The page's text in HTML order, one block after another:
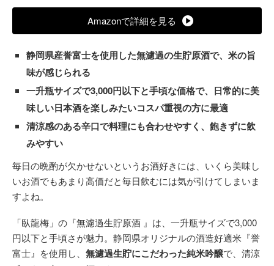
Amazonで詳細を見る
静岡県産誉富士を使用した無濾過の生貯原酒で、米の旨
味が感じられる
一升瓶サイズで3,000円以下と手頃な価格で、日常的に美
味しい日本酒を楽しみたいコスパ重視の方に最適
清涼感のある辛口で料理にも合わせやすく、飽きずに飲
みやすい
毎日の晩酌が欠かせないというお酒好きには、いくら美味し
いお酒でもあまり高価だと毎日飲むには気が引けてしまいま
すよね。
「臥龍梅」の『無濾過生貯原酒 』は、一升瓶サイズで3,000
円以下と手頃さが魅力。静岡県オリジナルの酒造好適米『誉
富士』を使用し、 無濾過生貯にこだわった純米吟醸で、清涼